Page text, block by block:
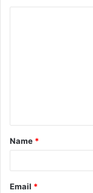
Name *
Email *